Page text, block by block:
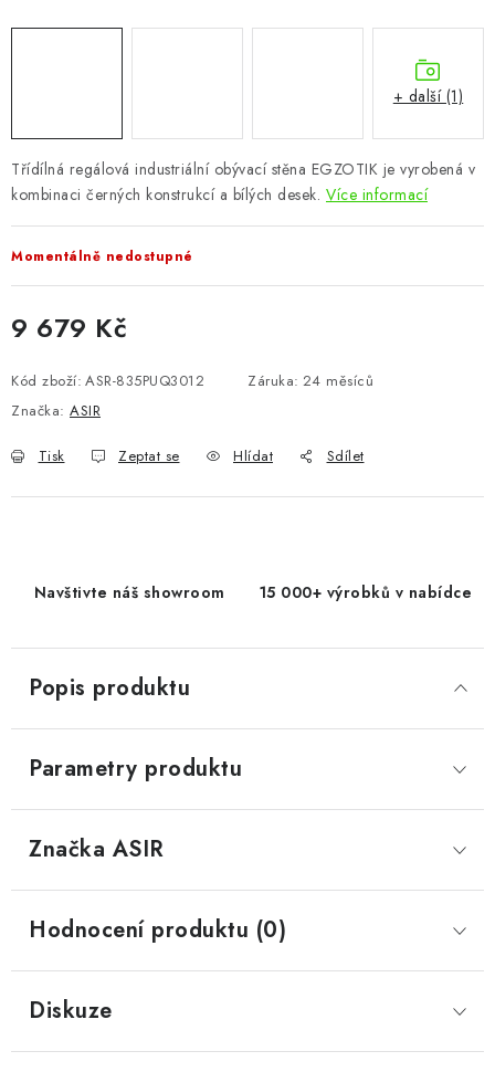
OSTATNÍ
VÝPRODEJ
Vše o nákupu Info
Reklamace a odstoupení od smlouvy
Třídílná regálová industriální obývací stěna EGZOTIK je vyrobená v
kombinaci černých konstrukcí a bílých desek. Více informací
Momentálně nedostupné
9 679 Kč
Kód zboží: ASR-835PUQ3012 Záruka: 24 měsíců
Značka: ASIR
Tisk Zeptat se Hlídat Sdílet
+ další (1)
Navštivte náš showroom 15 000+ výrobků v nabídce
Popis produktu
Parametry produktu
Značka ASIR
Hodnocení produktu (0)
Diskuze